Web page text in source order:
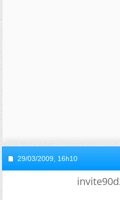
29/03/2009, 16h10